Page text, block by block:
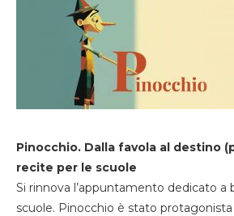
Pinocchio. Dalla favola al destino
recite per le scuole
Si rinnova l’appuntamento dedicato a
scuole. Pinocchio è stato